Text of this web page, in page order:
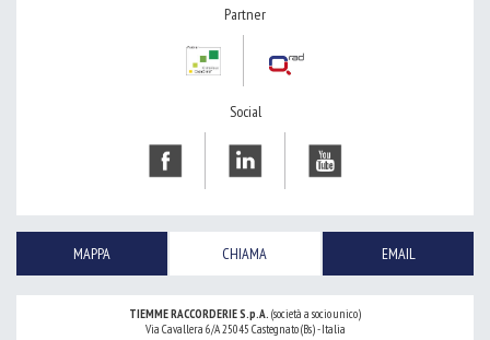
Partner
Social
MAPPA CHIAMA EMAIL
TIEMME RACCORDERIE S.p.A. (società a socio unico)
Via Cavallera 6/A 25045 Castegnato (Bs) - Italia